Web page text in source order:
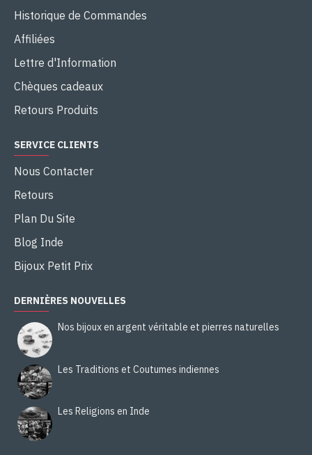
Historique de Commandes
Affiliées
Lettre d'Information
Chèques cadeaux
Retours Produits
SERVICE CLIENTS
Nous Contacter
Retours
Plan Du Site
Blog Inde
Bijoux Petit Prix
DERNIÈRES NOUVELLES
Nos bijoux en argent véritable et pierres naturelles
Les Traditions et Coutumes indiennes
Les Religions en Inde